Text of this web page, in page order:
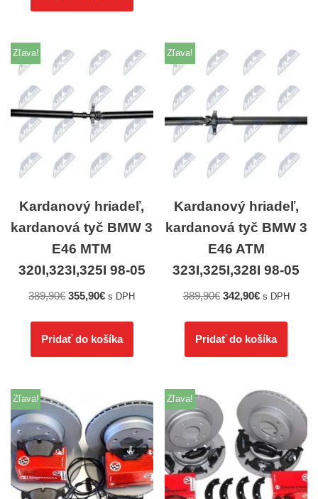
Zľava!
Kardanový hriadeľ,
kardanová tyč BMW 3
E46 MTM
320I,323I,325I 98-05
389,90€ 355,90€ s DPH
Pridať do košíka
Zľava!
Kardanový hriadeľ,
kardanová tyč BMW 3
E46 ATM
323I,325I,328I 98-05
389,90€ 342,90€ s DPH
Pridať do košíka
Zľava! Zľava!